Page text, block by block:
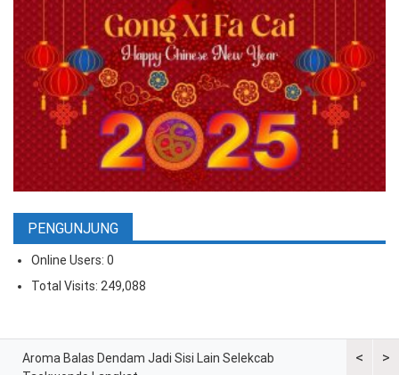
PENGUNJUNG
Online Users: 0
Total Visits: 249,088
<
Aroma Balas Dendam Jadi Sisi Lain Selekcab
>